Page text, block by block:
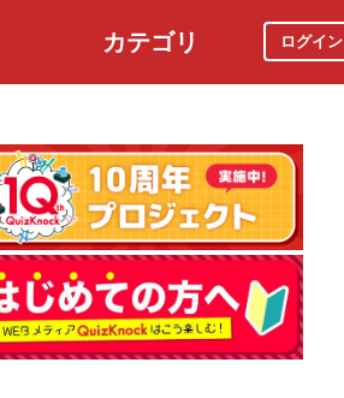
カテゴリ ログイン